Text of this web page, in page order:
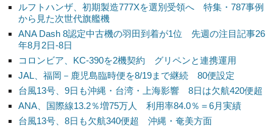
ルフトハンザ、初期製造777Xを選別受領へ 特集・787事例
から見た次世代旗艦機
ANA Dash 8認定中古機の羽田到着が1位 先週の注目記事26
年8月2日-8日
コロンビア、KC-390を2機契約 グリペンと連携運用
JAL、福岡－鹿児島臨時便を8/19まで継続 80便設定
台風13号、9日も沖縄・台湾・上海影響 8日は欠航420便超
ANA、国際線13.2％増75万人 利用率84.0％＝6月実績
台風13号、8日も欠航340便超 沖縄・奄美方面